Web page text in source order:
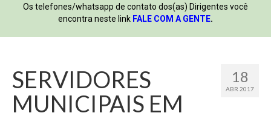
Os telefones/whatsapp de contato dos(as) Dirigentes você
encontra neste link FALE COM A GENTE.
18
ABR 2017
SERVIDORES
MUNICIPAIS EM